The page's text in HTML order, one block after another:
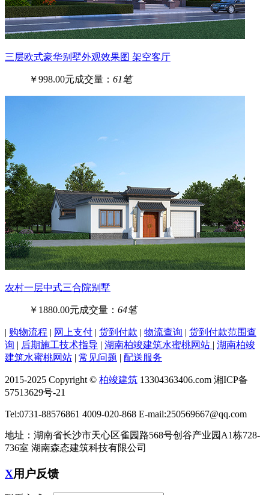
三层欧式豪华别墅外观效果图 架空客厅
￥998.00元成交量： 61笔
农村一层中式三合院别墅
￥1880.00元成交量： 64笔
| 购物流程 | 网上支付 | 货到付款 | 物流查询 | 货到付款范围查
询 | 后期施工技术指导 | 湖南柏竣建筑水蜜桃网站 | 湖南柏竣
建筑水蜜桃网站 | 常见问题 | 配送服务
2015-2025 Copyright © 柏竣建筑 13304363406.com 湘ICP备
57513629号-21
Tel:0731-88576861 4009-020-868 E-mail:250569667@qq.com
地址：湖南省长沙市天心区雀园路568号创谷产业园A1栋728-
736室 湖南森态建筑科技有限公司
X用户反馈